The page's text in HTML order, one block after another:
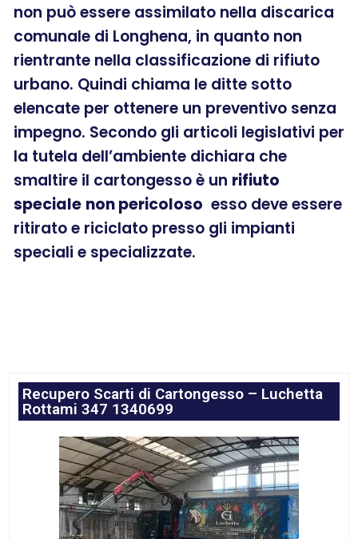
non può essere assimilato nella discarica
comunale di Longhena, in quanto non
rientrante nella classificazione di rifiuto
urbano. Quindi chiama le ditte sotto
elencate per ottenere un preventivo senza
impegno. Secondo gli articoli legislativi per
la tutela dell’ambiente dichiara che
smaltire il cartongesso è un rifiuto
speciale non pericoloso esso deve essere
ritirato e riciclato presso gli impianti
speciali e specializzate.
Recupero Scarti di Cartongesso – Luchetta
Rottami 347 1340699